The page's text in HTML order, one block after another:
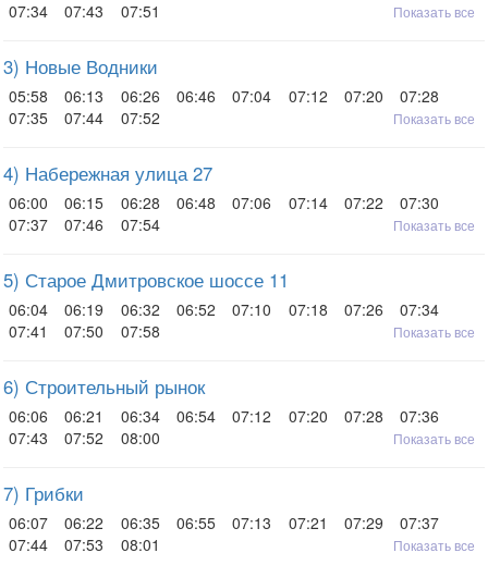
07:34 07:43 07:51 Показать все
3) Новые Водники
05:58 06:13 06:26 06:46 07:04 07:12 07:20
07:28
07:35
07:44 07:52 Показать все
4) Набережная улица 27
06:00 06:15 06:28 06:48 07:06 07:14 07:22
07:30
07:37
07:46 07:54 Показать все
5) Старое Дмитровское шоссе 11
06:04 06:19 06:32 06:52 07:10 07:18 07:26
07:34
07:41
07:50 07:58 Показать все
6) Строительный рынок
06:06 06:21 06:34 06:54 07:12 07:20 07:28
07:36
07:43
07:52 08:00 Показать все
7) Грибки
06:07 06:22 06:35 06:55 07:13 07:21 07:29
07:37
07:44
07:53 08:01 Показать все